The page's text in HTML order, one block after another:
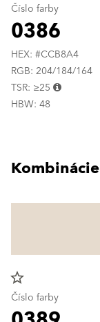
Číslo farby
0386
HEX: #CCB8A4
RGB: 204/184/164
TSR: ≥25
HBW: 48
Kombinácie
star_border
Číslo farby